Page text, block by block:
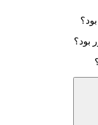
بود؟